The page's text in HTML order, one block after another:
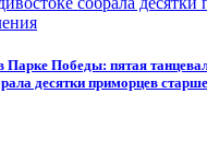
Парке Победы: пятая
десятки приморцев